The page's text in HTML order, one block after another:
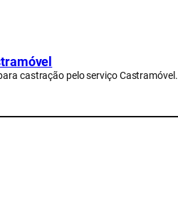
castração pelo serviço Castramóvel.